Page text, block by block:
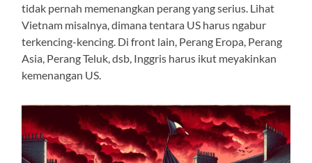
tidak pernah memenangkan perang yang serius. Lihat
Vietnam misalnya, dimana tentara US harus ngabur
terkencing-kencing. Di front lain, Perang Eropa, Perang
Asia, Perang Teluk, dsb, Inggris harus ikut meyakinkan
kemenangan US.